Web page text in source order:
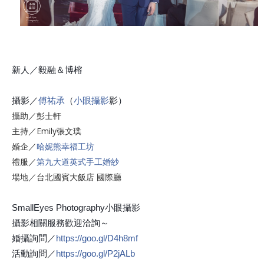
新人／毅融＆博榕
攝影／傅祐承 （小眼攝影影）
攝助／彭士軒
主持／Emily張文璞
婚企／哈妮熊幸福工坊
禮服／第九大道英式手工婚紗
場地／台北國賓大飯店 國際廳
SmallEyes Photography小眼攝影
攝影相關服務歡迎洽詢～
婚攝詢問／https://goo.gl/D4h8mf
活動詢問／https://goo.gl/P2jALb